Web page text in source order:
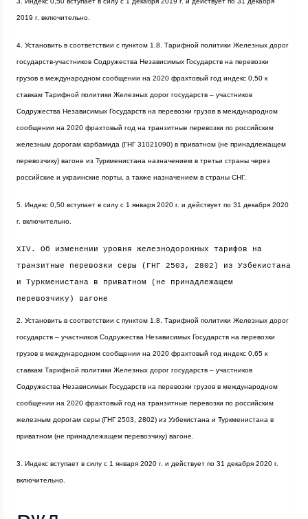
2019 г. включительно.
4. Установить в соответствии с пунктом 1.8. Тарифной политики Железных дорог
государств-участников Содружества Независимых Государств на перевозки
грузов в международном сообщении на 2020 фрахтовый год индекс 0,50 к
ставкам Тарифной политики Железных дорог государств – участников
Содружества Независимых Государств на перевозки грузов в международном
сообщении на 2020 фрахтовый год на транзитные перевозки по российским
железным дорогам карбамида (ГНГ 31021090) в приватном (не принадлежащем
перевозчику) вагоне из Туркменистана назначением в третьи страны через
российские и украинские порты, а также назначением в страны СНГ.
5. Индекс 0,50 вступает в силу с 1 января 2020 г. и действует по 31 декабря 2020
г. включительно.
XIV. Об изменении уровня железнодорожных тарифов на
транзитные перевозки серы (ГНГ 2503, 2802) из Узбекистана
и Туркменистана в приватном (не принадлежащем
перевозчику) вагоне
2. Установить в соответствии с пунктом 1.8. Тарифной политики Железных дорог
государств – участников Содружества Независимых Государств на перевозки
грузов в международном сообщении на 2020 фрахтовый год индекс 0,65 к
ставкам Тарифной политики Железных дорог государств – участников
Содружества Независимых Государств на перевозки грузов в международном
сообщении на 2020 фрахтовый год на транзитные перевозки по российским
железным дорогам серы (ГНГ 2503, 2802) из Узбекистана и Туркменистана в
приватном (не принадлежащем перевозчику) вагоне.
3. Индекс вступает в силу с 1 января 2020 г. и действует по 31 декабря 2020 г.
включительно.